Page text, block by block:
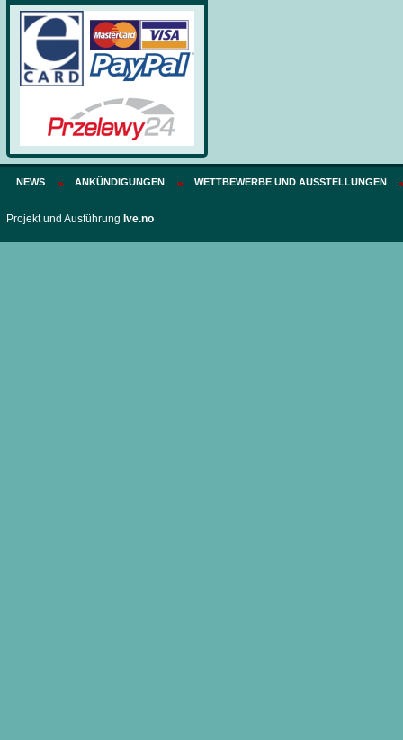
NEWS ANKÜNDIGUNGEN WETTBEWERBE UND AUSSTELLUNGEN
Projekt und Ausführung Ive.no